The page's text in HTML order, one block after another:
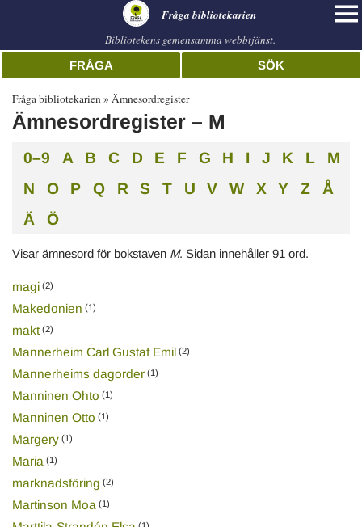
Fråga bibliotekarien
Bibliotekens gemensamma webbtjänst.
FRÅGA SÖK
Fråga bibliotekarien Ämnesordregister
Ämnesordregister – M
Alphabetical
index
0–9 A B C D E F G H I J K L
M
N
O P Q R S T U V W X Y Z
Å
Ä
Ö
Visar ämnesord för bokstaven M. Sidan innehåller 91 ord.
magi(2)
Makedonien (1)
makt(2)
Mannerheim Carl Gustaf Emil(2)
Mannerheims dagorder(1)
Manninen Ohto (1)
Manninen Otto (1)
Margery(1)
Maria (1)
marknadsföring (2)
Martinson Moa (1)